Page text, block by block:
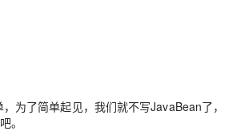
为了简单起见，我们就不写JavaBean了，
。